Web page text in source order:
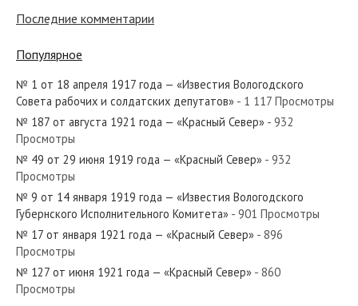
№ 43 от февраля 1942 года — «Красный Север»
№ 69 от марта 1961 года — «Красный Север»
№ 298 от декабря 1977 года — «Красный Север»
Последние комментарии
Популярное
№ 1 от 18 апреля 1917 года — «Известия Вологодского
Совета рабочих и солдатских депутатов» - 1 117 Просмотры
№ 187 от августа 1921 года — «Красный Север» - 932
Просмотры
№ 49 от 29 июня 1919 года — «Красный Север» - 932
Просмотры
№ 9 от 14 января 1919 года — «Известия Вологодского
Губернского Исполнительного Комитета» - 901 Просмотры
№ 17 от января 1921 года — «Красный Север» - 896
Просмотры
№ 127 от июня 1921 года — «Красный Север» - 860
Просмотры